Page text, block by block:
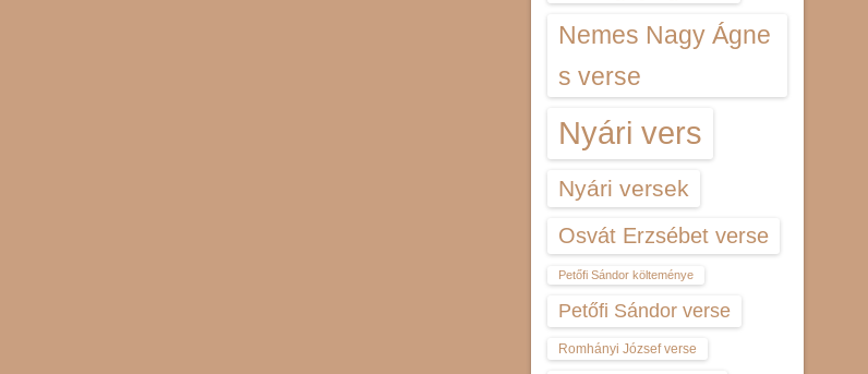
Nemes Nagy Ágne
s verse
Nyári vers
Nyári versek
Osvát Erzsébet verse
Petőfi Sándor költeménye
Petőfi Sándor verse
Romhányi József verse